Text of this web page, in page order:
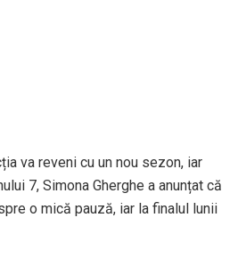
va reveni cu un nou sezon, iar
7, Simona Gherghe a anunțat că
o mică pauză, iar la finalul lunii